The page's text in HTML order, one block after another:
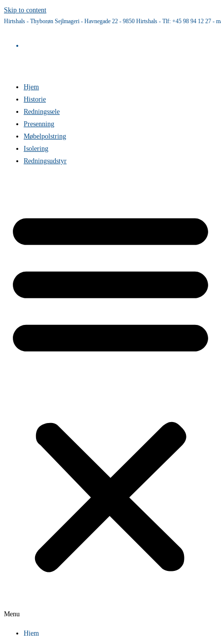
Skip to content
Hirtshals - Thyborøn Sejlmageri - Havnegade 22 - 9850 Hirtshals - Tlf: +45 98 94 12 27 -
Hjem
Historie
Redningssele
Presenning
Møbelpolstring
Isolering
Redningsudstyr
Menu
Hjem